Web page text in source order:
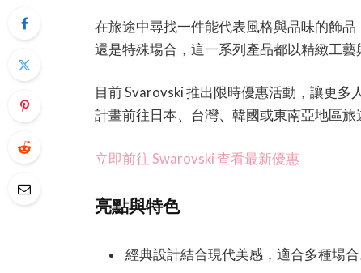
在旅途中尋找一件能代表風格與品味的飾
還是特殊場合，這一系列產品都以精緻工
目前 Svarovski 推出限時優惠活動，讓更
計畫前往日本、台灣、韓國或東南亞地區旅
立即前往 Swarovski 查看最新優惠
亮點與特色
經典設計結合現代美感，適合多種場合